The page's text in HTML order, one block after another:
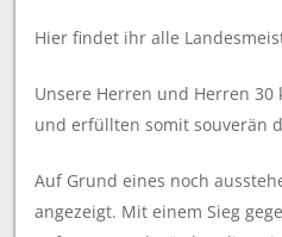
Hier findet ihr alle
Unsere Herren und Herren
und erfüllten somit souverän
Auf Grund eines noch
angezeigt. Mit einem Sieg